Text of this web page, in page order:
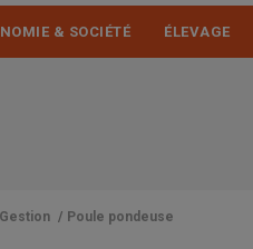
& SOCIÉTÉ ÉLEVAGE
Gestion / Poule pondeuse